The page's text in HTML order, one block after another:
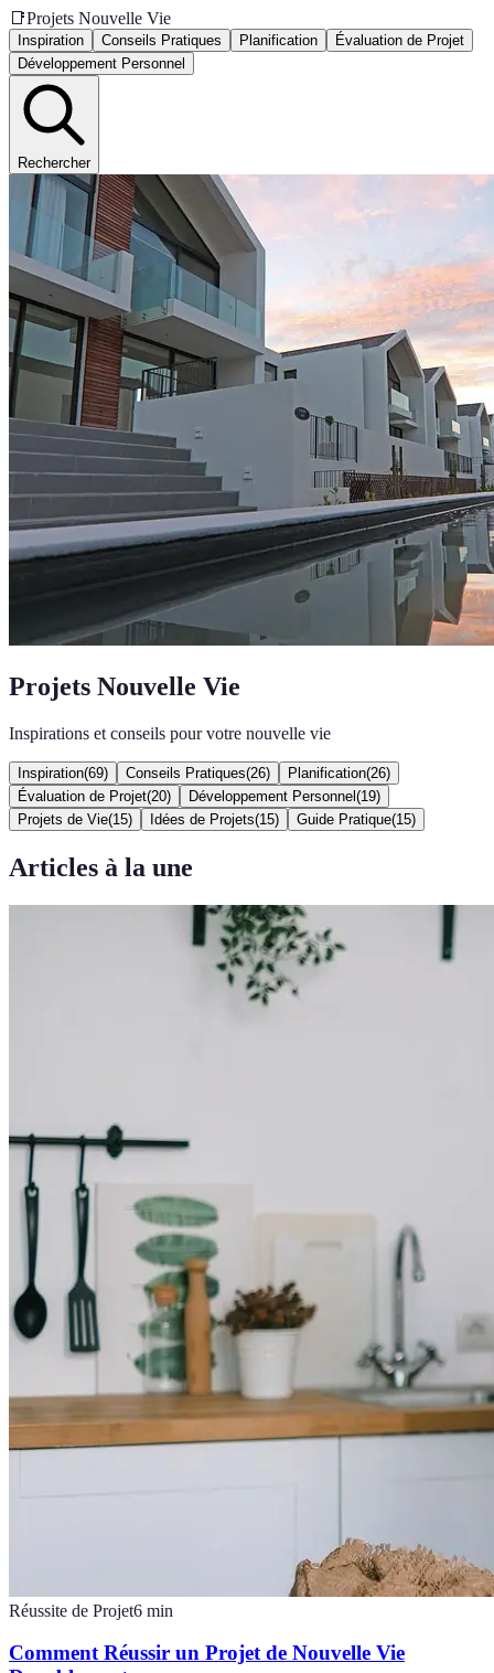
📑Projets Nouvelle Vie
Inspiration Conseils Pratiques Planification
Évaluation de Projet
Développement Personnel
Rechercher
Projets Nouvelle Vie
Inspirations et conseils pour votre nouvelle vie
Inspiration(69) Conseils Pratiques(26) Planification(26)
Évaluation de Projet(20) Développement Personnel (19)
Projets de Vie(15) Idées de Projets(15) Guide Pratique(15)
Articles à la une
Réussite de Projet6 min
Comment Réussir un Projet de Nouvelle Vie